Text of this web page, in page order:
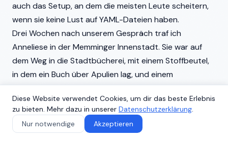
auch das Setup, an dem die meisten Leute scheitern,
wenn sie keine Lust auf YAML-Dateien haben.
Drei Wochen nach unserem Gespräch traf ich
Anneliese in der Memminger Innenstadt. Sie war auf
dem Weg in die Stadtbücherei, mit einem Stoffbeutel,
in dem ein Buch über Apulien lag, und einem
zufriedenen Gesicht. "Lukas, sag mal", sagte sie. "Diese
Heizung, die selber runterregelt, wenn das Fenster auf
ist. Die war im Vormonat für dreiundachtzig Euro
weniger zuständig. Das macht in zehn Monaten
Diese Website verwendet Cookies, um dir das beste Erlebnis
zu bieten. Mehr dazu in unserer Datenschutzerklärung.
Nur notwendige
Akzeptieren